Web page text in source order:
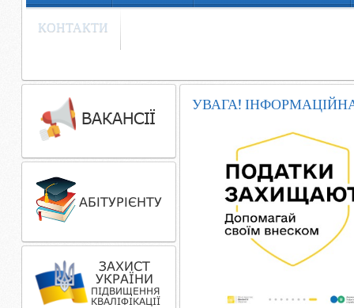
КОНТАКТИ
УВАГА!